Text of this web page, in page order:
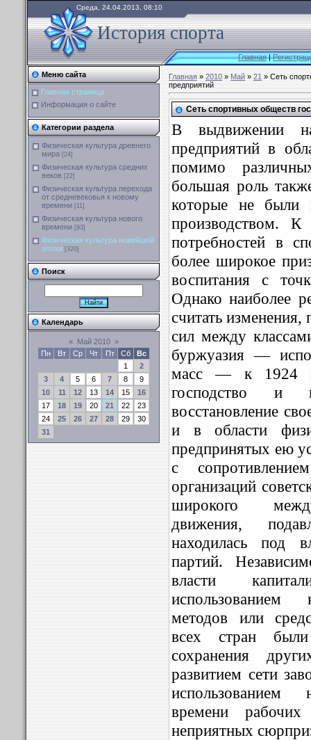
Среда, 24.04.2013, 08:10
История спорта
Главная|
Меню сайта
Главная страница
Информация о сайте
Категории раздела
Физическая культура древнего
мира [24]
Физическая культура средних
веков [22]
Физическая культура перехода
от средневековья к новому
времени [11]
Физическая культура нового
времени [93]
Физическая культура новейшей
эпохи [320]
Поиск
Календарь
« Май 2010 »
Пн
Вт Ср Чт Пт Сб
Вс
1
2
3
4 5 6 7 8
9
10
11 12 13 14 15
16
17
18 19 20 21 22
23
24
25 26 27 28 29
30
31
Главная»2010»Май»21» Сеть
предприятий
Сеть спортивных обществ
В выдвижении
предприятий в
помимо
большая роль
которые не были
производством.
потребностей в
более широкое
воспитания с
Однако наиболее
считать
сил между
буржуазия —
масс — к 1924
господство и
восстановление
и в области
предпринятых ею
с
организаций
широкого
движения,
находилась под
партий.
власти
использованием
методов или
всех стран
сохранения
развитием сети
использованием
времени
неприятных